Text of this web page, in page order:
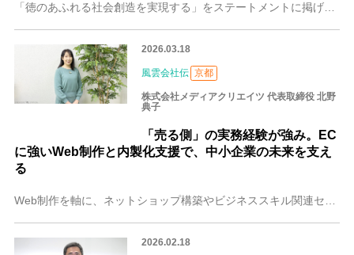
「徳のあふれる社会創造を実現する」をステートメントに掲げ、システム開発やデザイン制作、多文化共生を見据えた仕組みづくりまで幅広く展開する大阪の合同会社 知的・自
2026.03.18
風雲会社伝 京都
株式会社メディアクリエイツ 代表取締役 北野
典子
「売る側」の実務経験が強み。EC
に強いWeb制作と内製化支援で、中小企業の未来を支え
る
2026.02.18